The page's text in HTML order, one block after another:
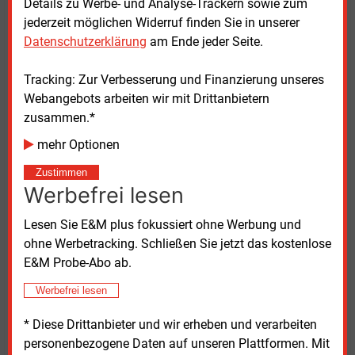
Details zu Werbe- und Analyse-Trackern sowie zum
jederzeit möglichen Widerruf finden Sie in unserer
Datenschutzerklärung am Ende jeder Seite.
Tracking: Zur Verbesserung und Finanzierung unseres
Webangebots arbeiten wir mit Drittanbietern
zusammen.*
mehr Optionen
Zustimmen
Werbefrei lesen
Lesen Sie E&M plus fokussiert ohne Werbung und
ohne Werbetracking. Schließen Sie jetzt das kostenlose
E&M Probe-Abo ab.
Werbefrei lesen
* Diese Drittanbieter und wir erheben und verarbeiten
personenbezogene Daten auf unseren Plattformen. Mit
Anlagenverfügbarkeit in Skandinavien und
Großbritannien sowie neue Inbetriebnahmen und der
Ausbau der Smart-Meter-Infrastruktur in
Energielösungen für Städte, Kommunen sowie
Gewerbe- und Industriekunden – insbesondere im
Bereich Fernwärme und Fernkälte.
Monaten des Jahres 5,1 Milliarden Euro in die
Transformation des europäischen Energiesystems –
bisherigen Investitionen bekräftigen wir unser Ziel, in
diesem Geschäftsjahr insgesamt rund 8,6 Milliarden
Euro in die Energiewende zu investieren“, so Jakobi.
Mittwoch, 12.11.2025, 16:19 Uhr
Stefan Sagmeister